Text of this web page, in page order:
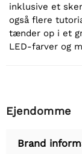
inklusive et
også flere
tænder op i et
LED-farver og
Ejendomme
Brand